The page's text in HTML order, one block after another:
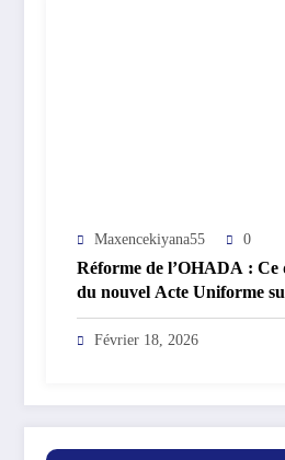
Maxencekiyana55 0
Réforme de l’OHADA :
du nouvel Acte Uniforme
Recouvrement et les Voies
Février 18, 2026